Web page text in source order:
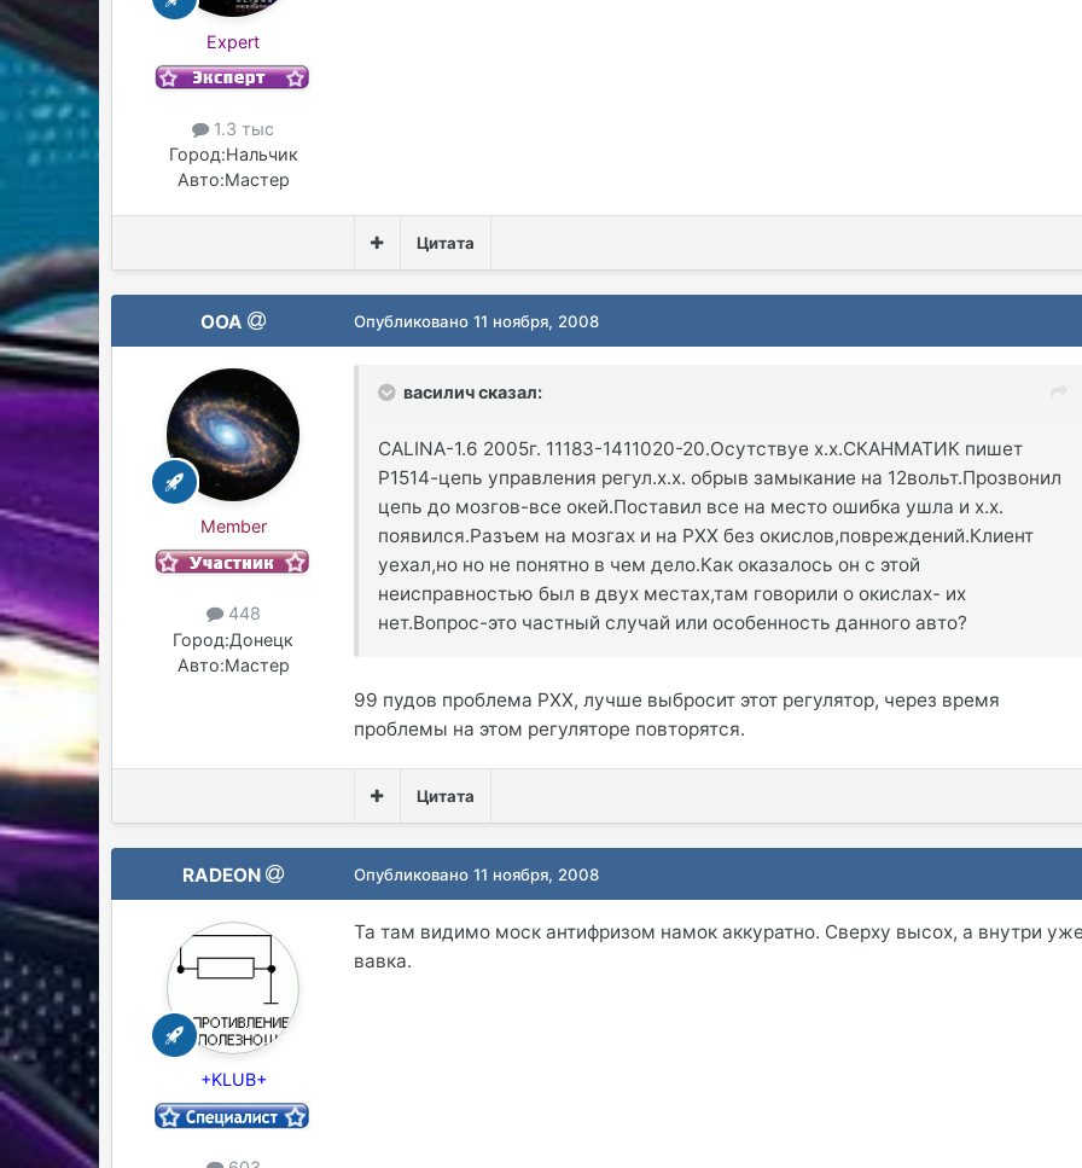
Expert
1.3 тыс
Город:Нальчик
Авто:Мастер
Цитата
OOA
Member
448
Город:Донецк
Авто:Мастер
Опубликовано11 ноября, 2008
василич сказал:
CALINA-1.6 2005г. 11183-1411020-20.Осутствуе х.х.СКАНМАТИК пишет
Р1514-цепь управления регул.х.х. обрыв замыкание на 12вольт.Прозвонил
цепь до мозгов-все окей.Поставил все на место ошибка ушла и х.х.
появился.Разъем на мозгах и на РХХ без окислов,повреждений.Клиент
уехал,но но не понятно в чем дело.Как оказалось он с этой
неисправностью был в двух местах,там говорили о окислах- их
нет.Вопрос-это частный случай или особенность данного авто?
99 пудов проблема РХХ, лучше выбросит этот регулятор, через время
проблемы на этом регуляторе повторятся.
Цитата
RADEON
+KLUB+
Опубликовано11 ноября, 2008
Та там видимо моск антифризом намок аккуратно. Сверху высох, а внутри
вавка.